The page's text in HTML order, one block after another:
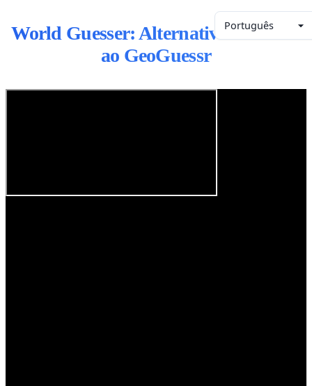
Português
World Guesser: Alternativa Gratuita
ao GeoGuessr